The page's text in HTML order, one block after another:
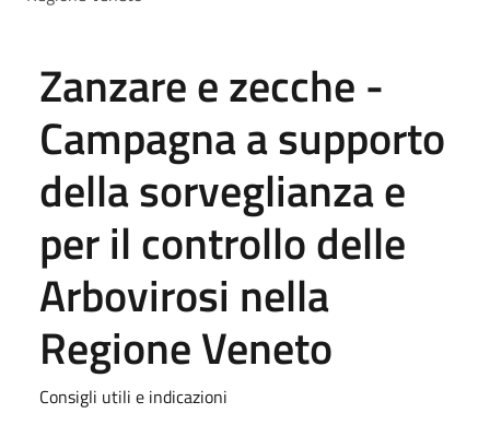
Zanzare e zecche -
Campagna a supporto
della sorveglianza e
per il controllo delle
Arbovirosi nella
Regione Veneto
Consigli utili e indicazioni